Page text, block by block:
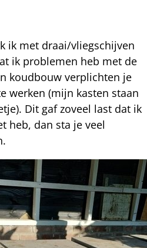
ik met draai/vliegschijven
ik problemen heb met de
koudbouw verplichten je
werken (mijn kasten staan
Dit gaf zoveel last dat ik
heb, dan sta je veel